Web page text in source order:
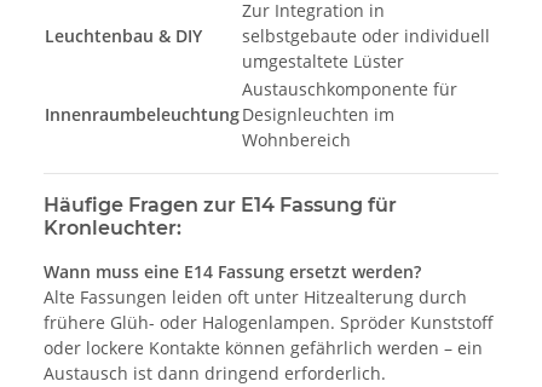
Leuchtenbau & DIY
Zur Integration in
selbstgebaute oder individuell
umgestaltete Lüster
Innenraumbeleuchtung
Austauschkomponente für
Designleuchten im
Wohnbereich
Häufige Fragen zur E14 Fassung für
Kronleuchter:
Wann muss eine E14 Fassung ersetzt werden?
Alte Fassungen leiden oft unter Hitzealterung durch
frühere Glüh- oder Halogenlampen. Spröder Kunststoff
oder lockere Kontakte können gefährlich werden – ein
Austausch ist dann dringend erforderlich.